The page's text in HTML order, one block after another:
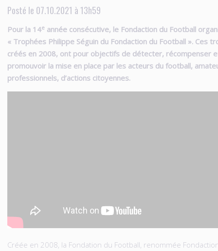
Posté le 07.10.2021 à 13h59
Pour la 14e année consécutive, le Fondaction du Football
« Trophées Philippe Séguin du Fondaction du Football ». Ces
créés en 2008, ont pour objectifs de détecter, récompenser
promouvoir la mise en place par les acteurs du football,
professionnels, d’actions citoyennes.
Créée en 2008, la Fondation du Football, renommée